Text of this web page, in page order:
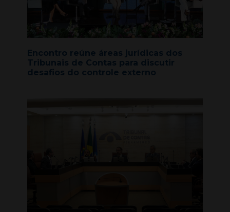
Encontro reúne áreas jurídicas dos
Tribunais de Contas para discutir
desafios do controle externo